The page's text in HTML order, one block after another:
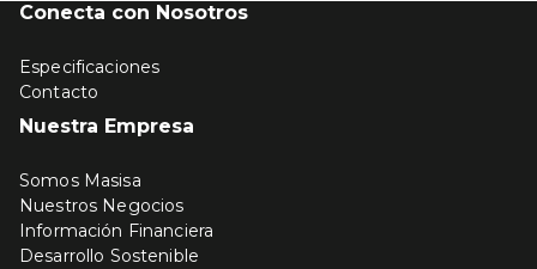
Conecta con Nosotros
Especificaciones
Contacto
Nuestra Empresa
Somos Masisa
Nuestros Negocios
Información Financiera
Desarrollo Sostenible